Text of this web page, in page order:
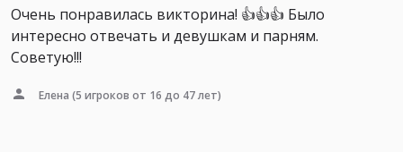
Очень понравилась викторина! 👍👍👍 Было
интересно отвечать и девушкам и парням.
Советую!!!
Елена (5 игроков от 16 до 47 лет)